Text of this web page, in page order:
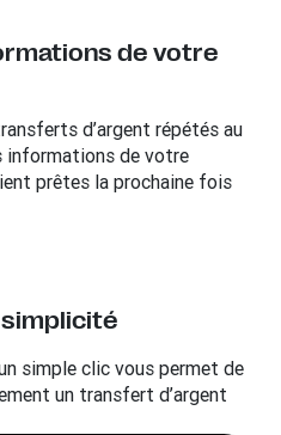
de votre
d’argent répétés au
informations de votre
prêtes la prochaine fois
simple clic vous permet de
un transfert d’argent